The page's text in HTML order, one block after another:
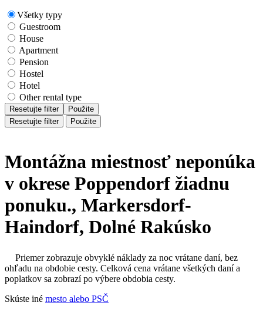
Všetky typy
Guestroom
House
Apartment
Pension
Hostel
Hotel
Other rental type
Resetujte filter
Použite
Resetujte filter
Použite
Montážna miestnosť neponúka
v okrese Poppendorf žiadnu
ponuku., Markersdorf-
Haindorf, Dolné Rakúsko
Priemer zobrazuje obvyklé náklady za noc vrátane daní, bez
ohľadu na obdobie cesty. Celková cena vrátane všetkých daní a
poplatkov sa zobrazí po výbere obdobia cesty.
Skúste iné mesto alebo PSČ